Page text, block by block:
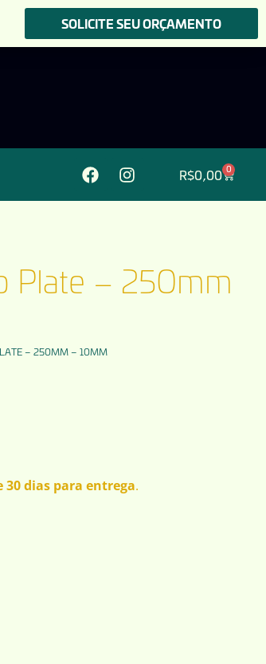
SOLICITE SEU ORÇAMENTO
R$0,00 0
Plate – 250mm
– 250MM – 10MM
30 dias para entrega.